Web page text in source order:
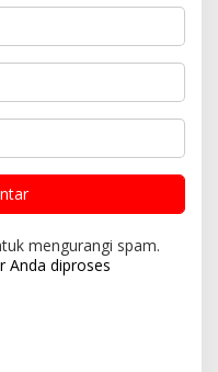
mengurangi spam.
Anda diproses